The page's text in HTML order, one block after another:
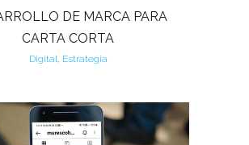
DE MARCA PARA
CARTA CORTA
Digital, Estrategia